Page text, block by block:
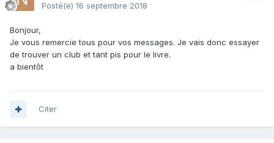
Posté(e) 16 septembre 2018
Bonjour,
Je vous remercie tous pour vos messages. Je vais donc essayer
de trouver un club et tant pis pour le livre.
a bientôt
Citer